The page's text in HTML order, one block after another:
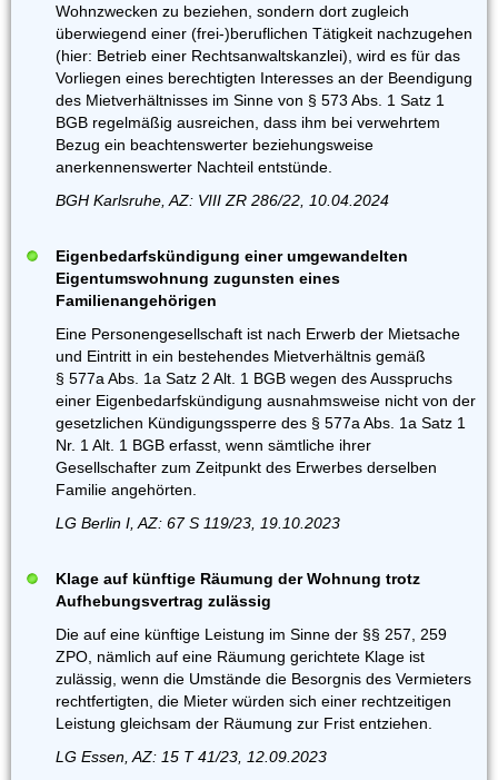
Wohnzwecken zu beziehen, sondern dort zugleich
überwiegend einer (frei-)beruflichen Tätigkeit nachzugehen
(hier: Betrieb einer Rechtsanwaltskanzlei), wird es für das
Vorliegen eines berechtigten Interesses an der Beendigung
des Mietverhältnisses im Sinne von § 573 Abs. 1 Satz 1
BGB regelmäßig ausreichen, dass ihm bei verwehrtem
Bezug ein beachtenswerter beziehungsweise
anerkennenswerter Nachteil entstünde.
BGH Karlsruhe, AZ: VIII ZR 286/22, 10.04.2024
Eigenbedarfskündigung einer umgewandelten
Eigentumswohnung zugunsten eines
Familienangehörigen
Eine Personengesellschaft ist nach Erwerb der Mietsache
und Eintritt in ein bestehendes Mietverhältnis gemäß
§ 577a Abs. 1a Satz 2 Alt. 1 BGB wegen des Ausspruchs
einer Eigenbedarfskündigung ausnahmsweise nicht von der
gesetzlichen Kündigungssperre des § 577a Abs. 1a Satz 1
Nr. 1 Alt. 1 BGB erfasst, wenn sämtliche ihrer
Gesellschafter zum Zeitpunkt des Erwerbes derselben
Familie angehörten.
LG Berlin I, AZ: 67 S 119/23, 19.10.2023
Klage auf künftige Räumung der Wohnung trotz
Aufhebungsvertrag zulässig
Die auf eine künftige Leistung im Sinne der §§ 257, 259
ZPO, nämlich auf eine Räumung gerichtete Klage ist
zulässig, wenn die Umstände die Besorgnis des Vermieters
rechtfertigten, die Mieter würden sich einer rechtzeitigen
Leistung gleichsam der Räumung zur Frist entziehen.
LG Essen, AZ: 15 T 41/23, 12.09.2023